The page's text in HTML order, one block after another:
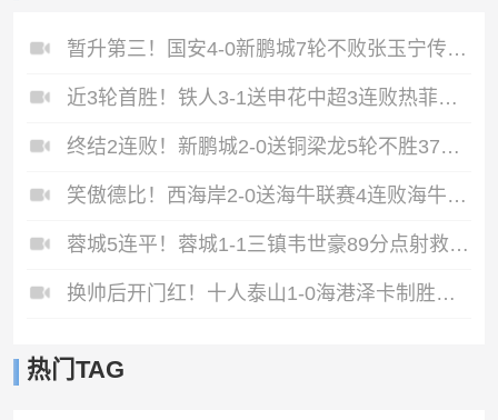
暂升第三！国安4-0新鹏城7轮不败张玉宁传射达万双响法比奥破门
近3轮首胜！铁人3-1送申花中超3连败热菲尼奥双响邦本宜裕传射
终结2连败！新鹏城2-0送铜梁龙5轮不胜37岁姜至鹏破门韦斯利建功
笑傲德比！西海岸2-0送海牛联赛4连败海牛仍垫底西海岸升至第二
蓉城5连平！蓉城1-1三镇韦世豪89分点射救主费利佩造点李昂破门
换帅后开门红！十人泰山1-0海港泽卡制胜于金永扑点海港三球被吹
热门TAG